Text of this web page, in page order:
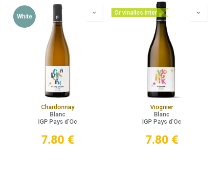
White
Chardonnay
Blanc
IGP Pays d'Oc
7.80 €
Or vinalies inter
Viognier
Blanc
IGP Pays d'Oc
7.80 €